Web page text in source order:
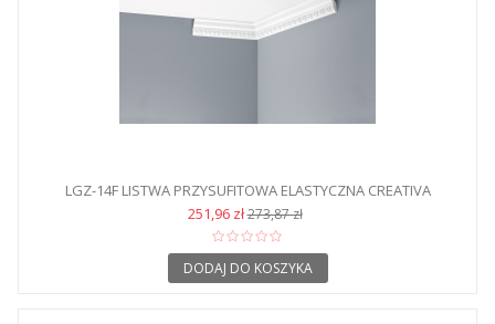
LGZ-14F LISTWA PRZYSUFITOWA ELASTYCZNA CREATIVA
251,96 zł273,87 zł
DODAJ DO KOSZYKA